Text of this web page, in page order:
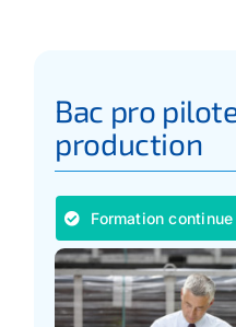
Bac pro
production
Formation continue